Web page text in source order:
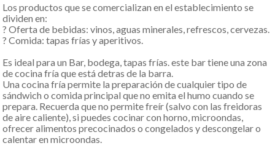
Los productos que se comercializan en el establecimiento se
dividen en:
? Oferta de bebidas: vinos, aguas minerales, refrescos, cervezas.
? Comida: tapas frías y aperitivos.
Es ideal para un Bar, bodega, tapas frías. este bar tiene una zona
de cocina fría que está detras de la barra.
Una cocina fría permite la preparación de cualquier tipo de
sándwich o comida principal que no emita el humo cuando se
prepara. Recuerda que no permite freír (salvo con las freidoras
de aire caliente), si puedes cocinar con horno, microondas,
ofrecer alimentos precocinados o congelados y descongelar o
calentar en microondas.